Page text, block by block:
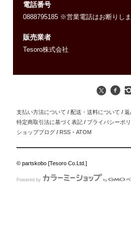
電話番号
0888795185 ※営業電話はお断りしま
販売業者
Tesoro株式会社
支払い方法について / 配送・送料について / 返
特定商取引法に基づく表記 / プライバシーポ
ショップブログ / RSS ・ATOM
© partskobo [Tesoro Co.Ltd.]
Powered by